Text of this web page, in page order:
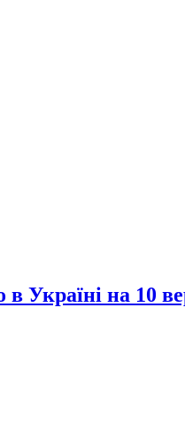
в Україні на 10